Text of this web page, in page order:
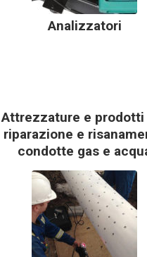
Analizzatori
Attrezzature e prodotti
riparazione e
condotte gas e